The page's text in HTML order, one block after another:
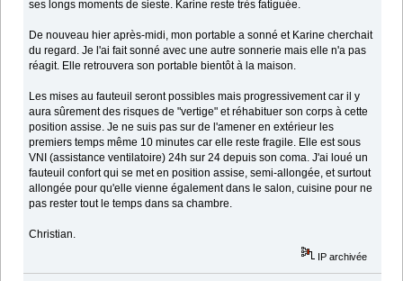
ses longs moments de sieste. Karine reste très fatiguée.
De nouveau hier après-midi, mon portable a sonné et Karine cherchait
du regard. Je l'ai fait sonné avec une autre sonnerie mais elle n'a pas
réagit. Elle retrouvera son portable bientôt à la maison.
Les mises au fauteuil seront possibles mais progressivement car il y
aura sûrement des risques de "vertige" et réhabituer son corps à cette
position assise. Je ne suis pas sur de l'amener en extérieur les
premiers temps même 10 minutes car elle reste fragile. Elle est sous
VNI (assistance ventilatoire) 24h sur 24 depuis son coma. J'ai loué un
fauteuil confort qui se met en position assise, semi-allongée, et surtout
allongée pour qu'elle vienne également dans le salon, cuisine pour ne
pas rester tout le temps dans sa chambre.
Christian.
IP archivée